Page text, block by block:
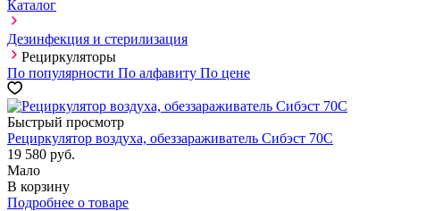
Каталог
Дезинфекция и стерилизация
Рециркуляторы
По популярности По алфавиту По цене
Быстрый просмотр
Рециркулятор воздуха, обеззараживатель Сибэст 70С
19 580 руб.
Мало
В корзину
Подробнее о товаре